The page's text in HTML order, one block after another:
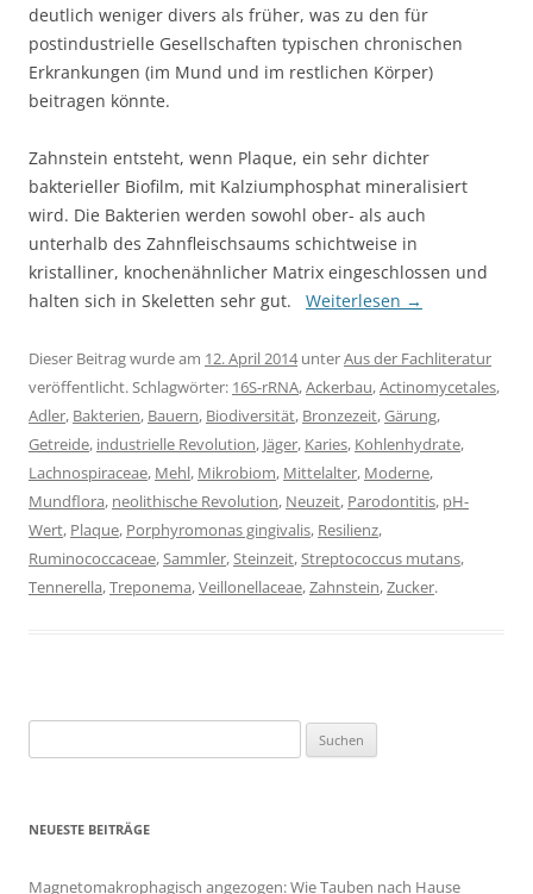
deutlich weniger divers als früher, was zu den für
postindustrielle Gesellschaften typischen chronischen
Erkrankungen (im Mund und im restlichen Körper)
beitragen könnte.
Zahnstein entsteht, wenn Plaque, ein sehr dichter
bakterieller Biofilm, mit Kalziumphosphat mineralisiert
wird. Die Bakterien werden sowohl ober- als auch
unterhalb des Zahnfleischsaums schichtweise in
kristalliner, knochenähnlicher Matrix eingeschlossen und
halten sich in Skeletten sehr gut. Weiterlesen →
Dieser Beitrag wurde am 12. April 2014unterAus der Fachliteratur
veröffentlicht. Schlagwörter: 16S-rRNA,Ackerbau,Actinomycetales,
Adler, Bakterien, Bauern, Biodiversität, Bronzezeit,Gärung,
Getreide, industrielle Revolution, Jäger, Karies, Kohlenhydrate,
Lachnospiraceae, Mehl, Mikrobiom, Mittelalter, Moderne,
Mundflora, neolithische Revolution, Neuzeit, Parodontitis, pH-
Wert, Plaque, Porphyromonas gingivalis, Resilienz,
Ruminococcaceae,Sammler,Steinzeit,Streptococcus mutans,
Tennerella,Treponema,Veillonellaceae,Zahnstein,Zucker.
nach:
NEUESTE BEITRÄGE
Magnetomakrophagisch angezogen: Wie Tauben nach Hause